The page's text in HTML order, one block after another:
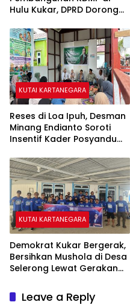
Hulu Kukar, DPRD Dorong
KUTAI KARTANEGARA
Reses di Loa Ipuh, Desman
Minang Endianto Soroti
Insentif Kader Posyandu
KUTAI KARTANEGARA
Demokrat Kukar Bergerak,
Bersihkan Mushola di Desa
Selerong Lewat Gerakan
Leave a Reply